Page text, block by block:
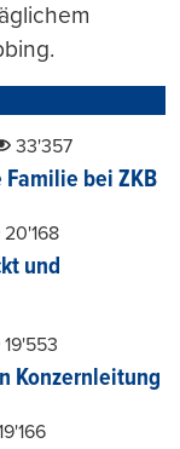
33'357
Familie bei ZKB
20'168
und
19'553
Konzernleitung